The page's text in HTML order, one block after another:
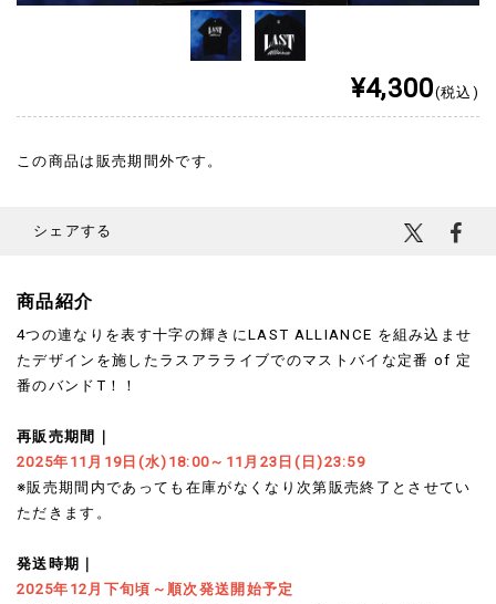
¥4,300(税込)
この商品は販売期間外です。
シェアする
商品紹介
4つの連なりを表す十字の輝きにLAST ALLIANCE を組み込ませ
たデザインを施したラスアラライブでのマストバイな定番 of 定
番のバンドT！！
再販売期間｜
2025年11月19日(水)18:00～11月23日(日)23:59
※販売期間内であっても在庫がなくなり次第販売終了とさせてい
ただきます。
発送時期｜
2025年12月下旬頃～順次発送開始予定